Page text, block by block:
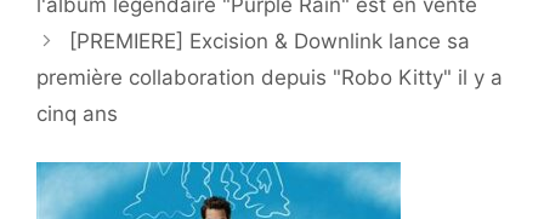
[PREMIERE] Excision & Downlink lance sa
première collaboration depuis "Robo Kitty" il y a
cinq ans